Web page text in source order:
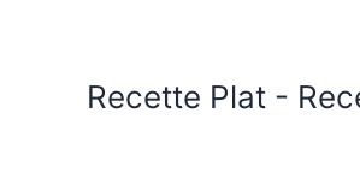
Recette Plat -